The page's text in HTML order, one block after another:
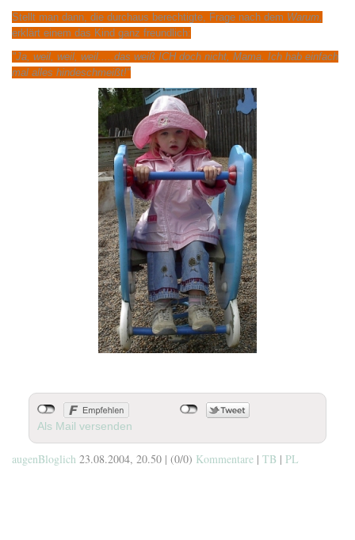
Stellt man dann, die durchaus berechtigte, Frage nach dem Warum,
erklärt einem das Kind ganz freundlich:
"Ja, weil, weil, weil.....das weiß ICH doch nicht, Mama. Ich hab einfach
mal alles hindeschmeißt!"
Als Mail versenden
augenBloglich 23.08.2004, 20.50 | (0/0) Kommentare | TB | PL